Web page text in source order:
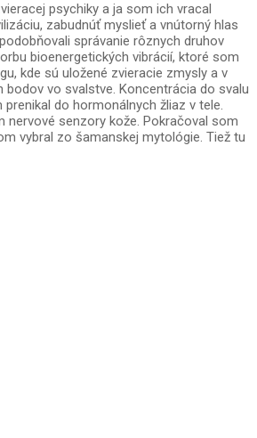
psychiky a ja som ich vracal
zabudnúť myslieť a vnútorný hlas
správanie rôznych druhov
bioenergetických vibrácií, ktoré som
kde sú uložené zvieracie zmysly a v
vo svalstve. Koncentrácia do svalu
do hormonálnych žliaz v tele.
nervové senzory kože. Pokračoval som
vybral zo šamanskej mytológie. Tiež tu